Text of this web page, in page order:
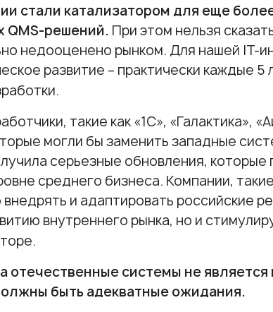
стали катализатором для еще
QMS-решений. При этом нельзя
недооценено рынком. Для нашей IT-
развитие – практически каждые 5
такие как «1С», «Галактика»,
могли бы заменить западные
серьезные обновления, которые
среднего бизнеса. Компании,
и адаптировать российские
внутреннего рынка, но и
отечественные системы не
быть адекватные ожидания.